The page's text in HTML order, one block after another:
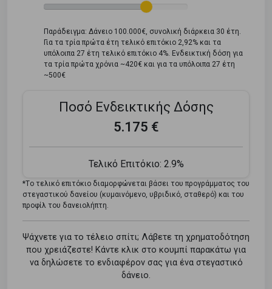
Παράδειγμα: Δάνειο 100.000€, συνολική διάρκεια 30 έτη.
Για τα τρία πρώτα έτη τελικό επιτόκιο 2,92% και τα
υπόλοιπα 27 έτη τελικό επιτόκιο 4%. Ενδεικτική δόση για
τα τρία πρώτα χρόνια ~420€ και για τα υπόλοιπα 27 έτη
~500€
Ποσό Ενδεικτικής Δόσης
5.175 €
Τελικό Επιτόκιο: 2.9%
*Tο τελικό επιτόκιο διαμορφώνεται βάσει του προγράμματος του
στεγαστικού δανείου (κυμαινόμενο, υβριδικό, σταθερό) και του
προφίλ του δανειολήπτη.
Ψάχνετε για το τέλειο σπίτι; Λάβετε τη χρηματοδότηση
που χρειάζεστε! Κάντε κλικ στο κουμπί παρακάτω για
να δηλώσετε το ενδιαφέρον σας για ένα στεγαστικό
δάνειο.